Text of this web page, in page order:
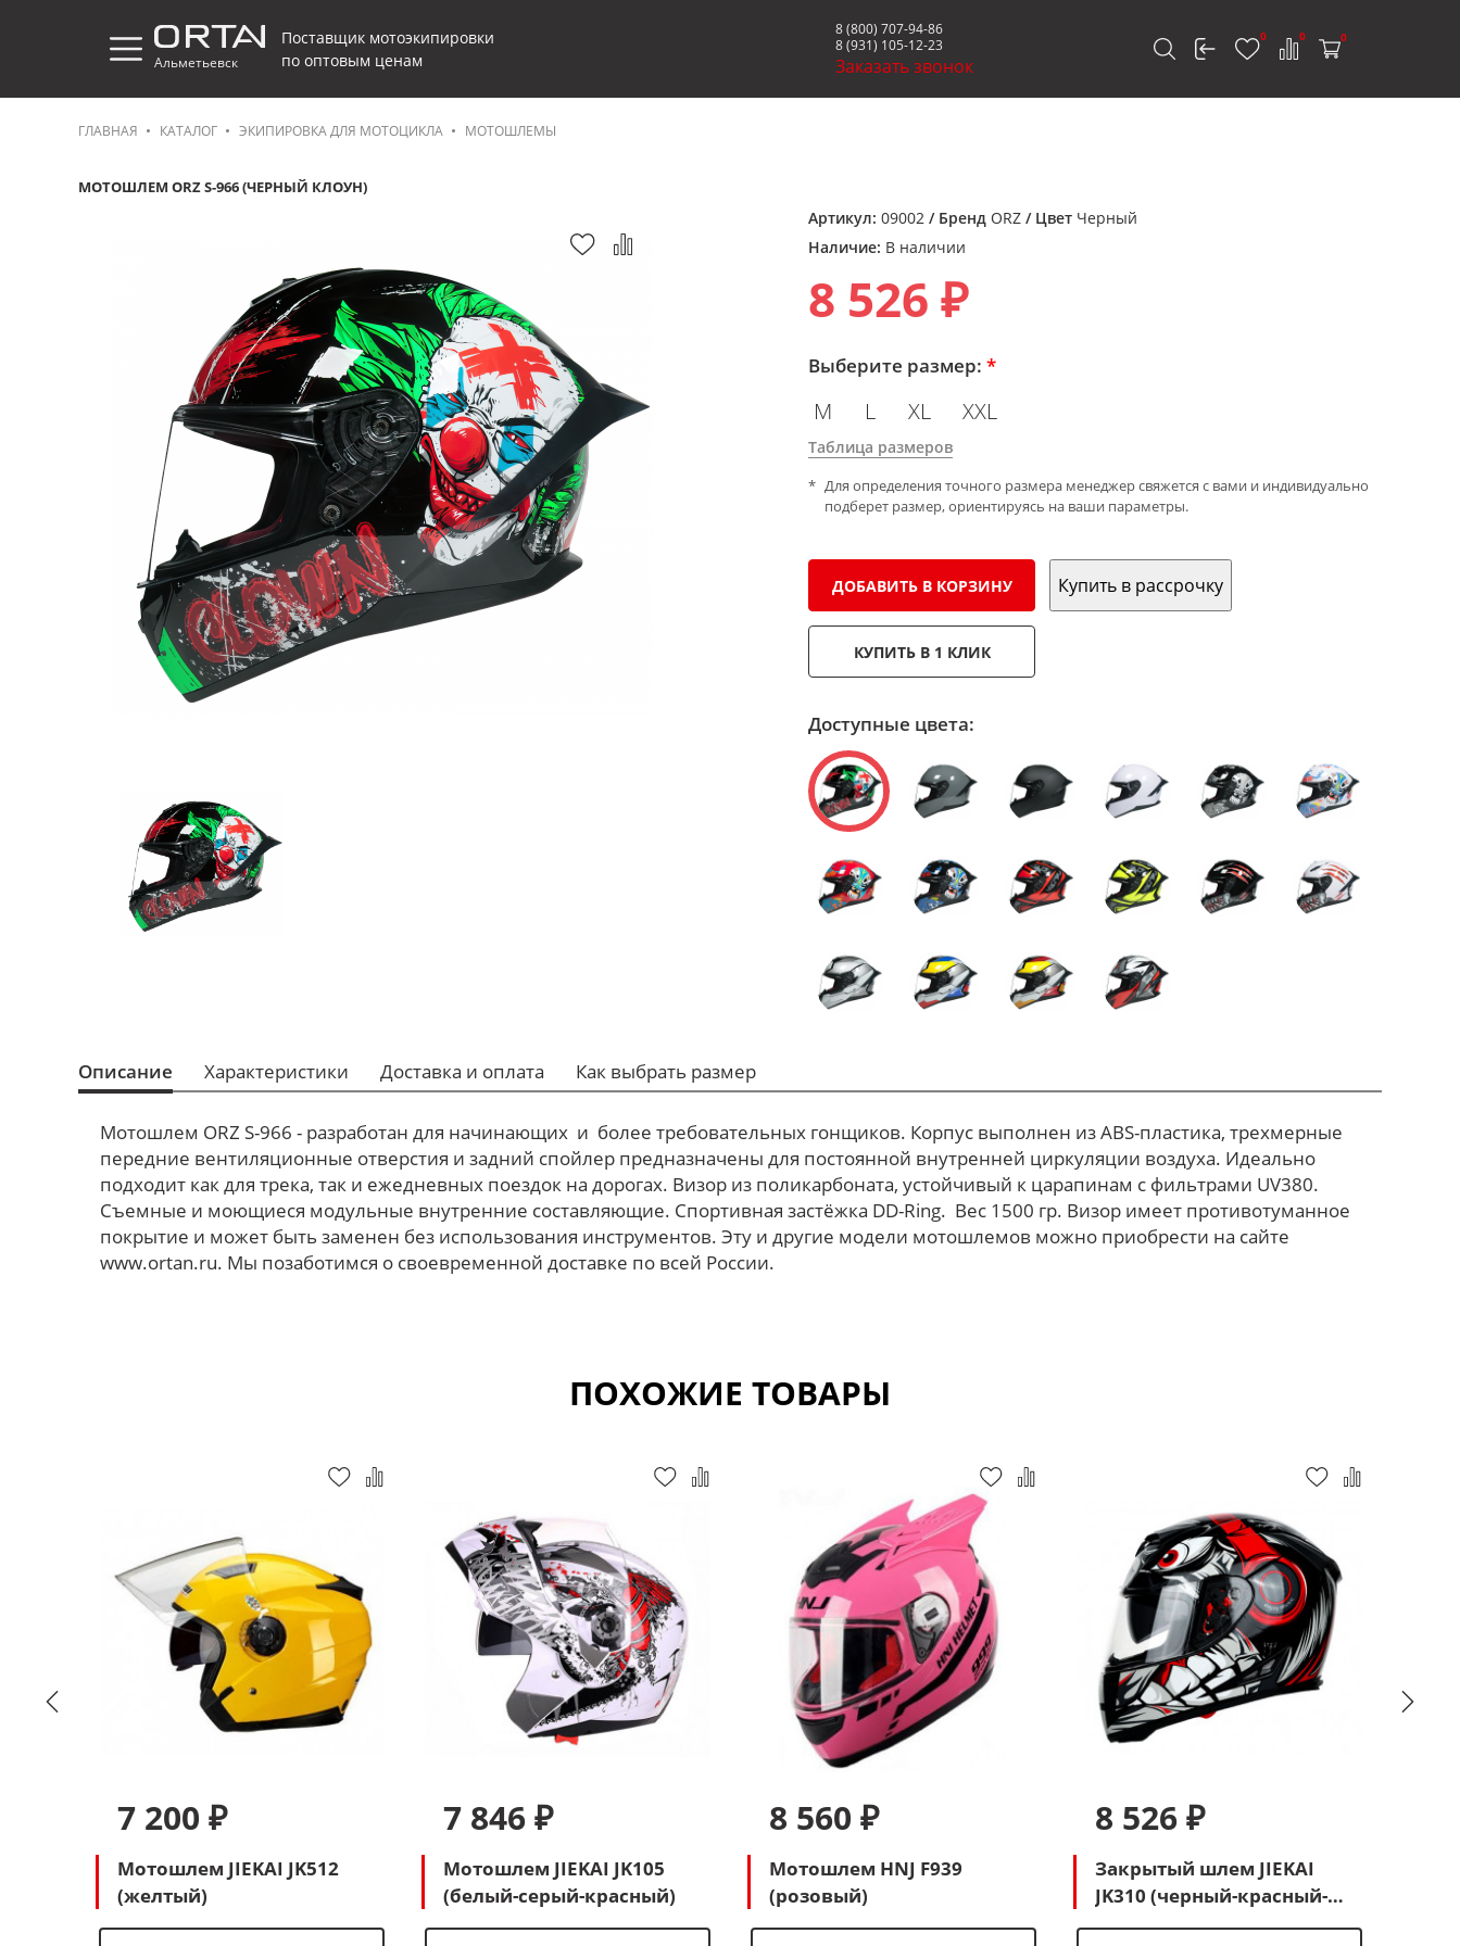
Альметьевск
Поставщик мотоэкипировки
по оптовым ценам
8 (800) 707-94-86
8 (931) 105-12-23
Заказать звонок
0 0 0
ГЛАВНАЯ КАТАЛОГ ЭКИПИРОВКА ДЛЯ МОТОЦИКЛА МОТОШЛЕМЫ
МОТОШЛЕМ ORZ S-966 (ЧЕРНЫЙ КЛОУН)
Артикул: 09002 / Бренд ORZ / Цвет Черный
Наличие: В наличии
8 526 ₽
Выберите размер: *
M L XL XXL
Таблица размеров
Для определения точного размера менеджер свяжется с вами и индивидуально
подберет размер, ориентируясь на ваши параметры.
ДОБАВИТЬ В КОРЗИНУ Купить в рассрочку
КУПИТЬ В 1 КЛИК
Доступные цвета:
Описание Характеристики Доставка и оплата Как выбрать размер
Мотошлем ORZ S-966 - разработан для начинающих и более требовательных гонщиков. Корпус выполнен из ABS-пластика, трехмерные
передние вентиляционные отверстия и задний спойлер предназначены для постоянной внутренней циркуляции воздуха. Идеально
подходит как для трека, так и ежедневных поездок на дорогах. Визор из поликарбоната, устойчивый к царапинам с фильтрами UV380.
Съемные и моющиеся модульные внутренние составляющие. Спортивная застёжка DD-Ring. Вес 1500 гр. Визор имеет противотуманное
покрытие и может быть заменен без использования инструментов. Эту и другие модели мотошлемов можно приобрести на сайте
www.ortan.ru. Мы позаботимся о своевременной доставке по всей России.
ПОХОЖИЕ ТОВАРЫ
7 200 ₽
Мотошлем JIEKAI JK512
(желтый)
7 846 ₽
Мотошлем JIEKAI JK105
(белый-серый-красный)
8 560 ₽
Мотошлем HNJ F939
(розовый)
8 526 ₽
Закрытый шлем JIEKAI
JK310 (черный-красный-
белый Наушники)